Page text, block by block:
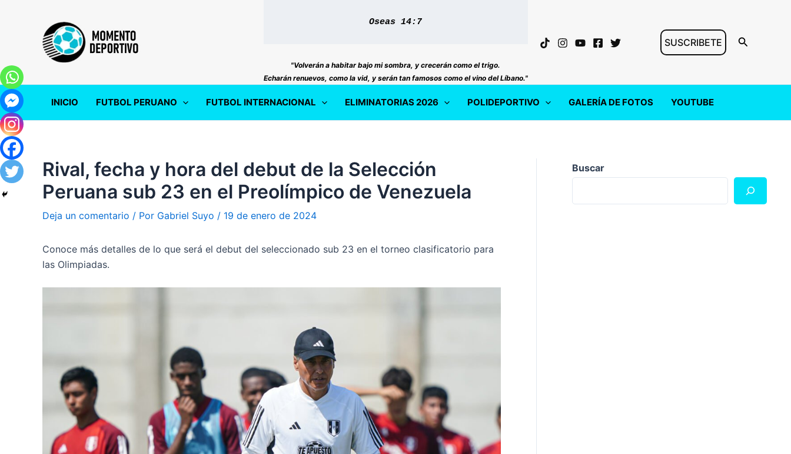
contenido
Oseas 14:7
"Volverán a habitar bajo mi sombra, y crecerán como el trigo.
Echarán renuevos, como la vid, y serán tan famosos como el vino del Líbano."
SUSCRIBETE Buscar
INICIO FUTBOL PERUANO FUTBOL INTERNACIONAL ELIMINATORIAS 2026 POLIDEPORTIVO GALERÍA DE FOTOS YOUTUBE
Rival, fecha y hora del debut de la Selección
Peruana sub 23 en el Preolímpico de Venezuela
Deja un comentario / Por Gabriel Suyo / 19 de enero de 2024
Conoce más detalles de lo que será el debut del seleccionado sub 23 en el torneo clasificatorio para
las Olimpiadas.
Buscar